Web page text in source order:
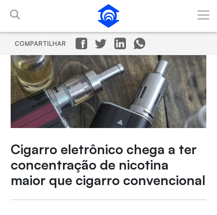
Pular para o Conteúdo principal
COMPARTILHAR
Cigarro eletrônico chega a ter
concentração de nicotina
maior que cigarro convencional